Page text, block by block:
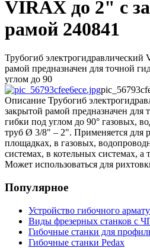
VIRAX до 2" с
рамой 240841
Трубогиб
рамой предназначен для точной
углом до 90
Описание Трубогиб
закрытой рамой предназначен для
гибки под углом до 90° газовых,
труб Ø 3/8" – 2". Применяется для
площадках, в газовых,
системах, в котельных системах,
Может использоваться для
Популярное
Устройство гибочного
Виды фрезерных станков с
Гибочные станки для
Гибочные станки Pedax